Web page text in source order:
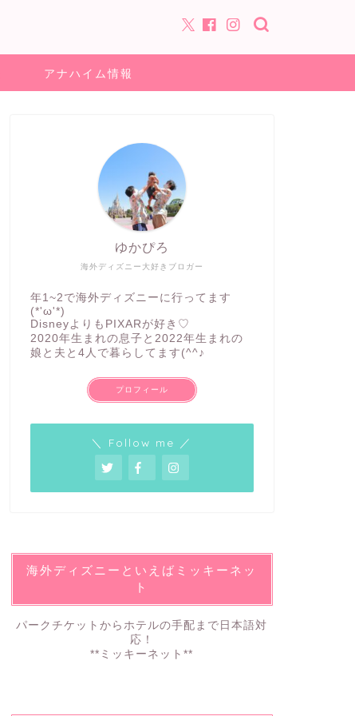
アナハイム情報
海外ディズニー大好きブロガー
ゆかぴろ
年1~2で海外ディズニーに行ってます
(*'ω'*)
DisneyよりもPIXARが好き♡
2020年生まれの息子と2022年生まれの
娘と夫と4人で暮らしてます(^^♪
プロフィール
＼ Follow me ／
海外ディズニーといえばミッキーネッ
ト
パークチケットからホテルの手配まで日本語対
応！
**ミッキーネット**